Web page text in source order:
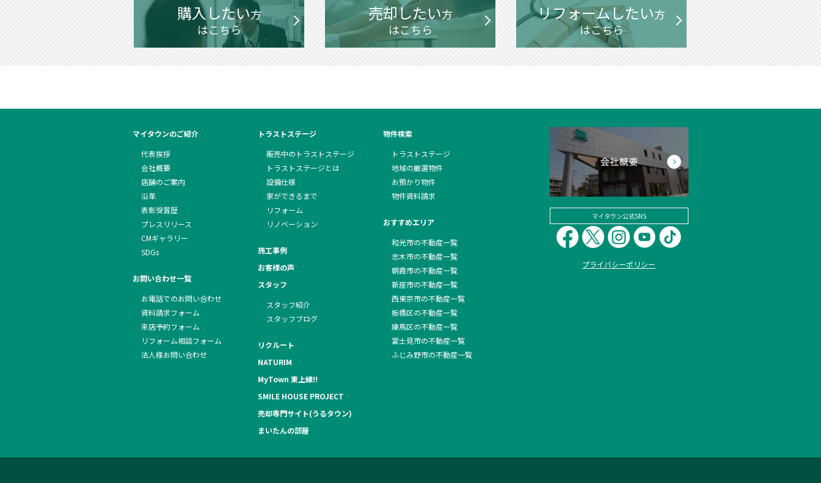
購入したい方
はこちら
売却したい方
はこちら
リフォームしたい方
はこちら
マイタウンのご紹介
代表挨拶
会社概要
店舗のご案内
沿革
表彰受賞歴
プレスリリース
CMギャラリー
SDGs
お問い合わせ一覧
お電話でのお問い合わせ
資料請求フォーム
来店予約フォーム
リフォーム相談フォーム
法人様お問い合わせ
トラストステージ
販売中のトラストステージ
トラストステージとは
設備仕様
家ができるまで
リフォーム
リノベーション
施工事例
お客様の声
スタッフ
スタッフ紹介
スタッフブログ
リクルート
NATURIM
MyTown 東上線!!
SMILE HOUSE PROJECT
売却専門サイト(うるタウン)
まいたんの部屋
物件検索
トラストステージ
地域の厳選物件
お預かり物件
物件資料請求
おすすめエリア
和光市の不動産一覧
志木市の不動産一覧
朝霞市の不動産一覧
新座市の不動産一覧
西東京市の不動産一覧
板橋区の不動産一覧
練馬区の不動産一覧
富士見市の不動産一覧
ふじみ野市の不動産一覧
マイタウン公式SNS
プライバシーポリシー